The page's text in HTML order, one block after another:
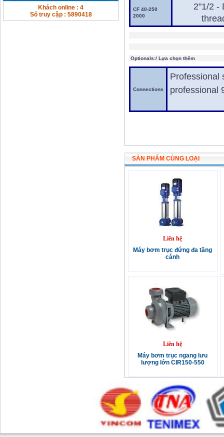
Khách online : 4
Số truy cập : 5890418
CF 40-250
2000
2"1/2 -
Optionals:/ Lựa chọn thêm
Connections
Professional
professional
SẢN PHẨM CÙNG LOẠI
Liên hệ
Máy bơm trục đứng đa tầng
cánh
Liên hệ
Máy bơm trục ngang lưu
lượng lớn CIR150-550